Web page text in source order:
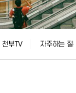
천부TV 자주하는 질